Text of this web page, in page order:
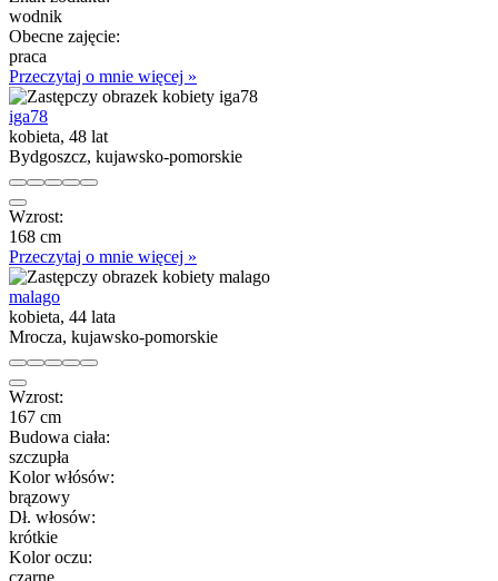
wodnik
Obecne zajęcie:
praca
Przeczytaj o mnie więcej »
iga78
kobieta, 48 lat
Bydgoszcz, kujawsko-pomorskie
Wzrost:
168 cm
Przeczytaj o mnie więcej »
malago
kobieta, 44 lata
Mrocza, kujawsko-pomorskie
Wzrost:
167 cm
Budowa ciała:
szczupła
Kolor włósów:
brązowy
Dł. włosów:
krótkie
Kolor oczu:
czarne